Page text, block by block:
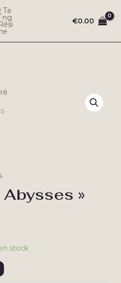
€0.00
Abysses »
stock